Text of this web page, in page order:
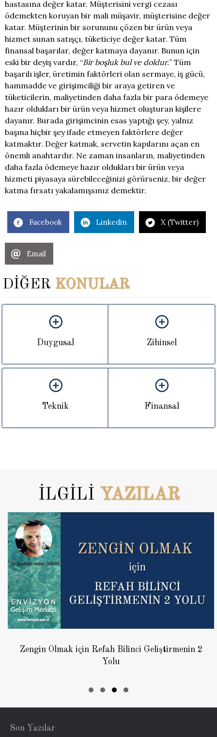
hastasına değer katar. Müşterisini vergi cezası
ödemekten koruyan bir mali müşavir, müşterisine değer
katar. Müşterinin bir sorununu çözen bir ürün veya
hizmet sunan satışçı, tüketiciye değer katar. Tüm
finansal başarılar, değer katmaya dayanır. Bunun için
eski bir deyiş vardır, “Bir boşluk bul ve doldur.” Tüm
başarılı işler, üretimin faktörleri olan sermaye, iş gücü,
hammadde ve girişimciliği bir araya getiren ve
tüketicilerin, maliyetinden daha fazla bir para ödemeye
hazır oldukları bir ürün veya hizmet oluşturan kişilere
dayanır. Burada girişimcinin esas yaptığı şey, yalnız
başına hiçbir şey ifade etmeyen faktörlere değer
katmaktır. Değer katmak, servetin kapılarını açan en
önemli anahtardır. Ne zaman insanların, maliyetinden
daha fazla ödemeye hazır oldukları bir ürün veya
hizmeti piyasaya sürebileceğinizi görürseniz, bir değer
katma fırsatı yakalamışsınız demektir.
Facebook Linkedin X (Twitter)
Email
DİĞER KONULAR
Duygusal Zihinsel
Teknik Finansal
İLGİLİ YAZILAR
Zengin Olmak için Refah Bilinci Geliştirmenin 2
Yolu
Son Yazılar